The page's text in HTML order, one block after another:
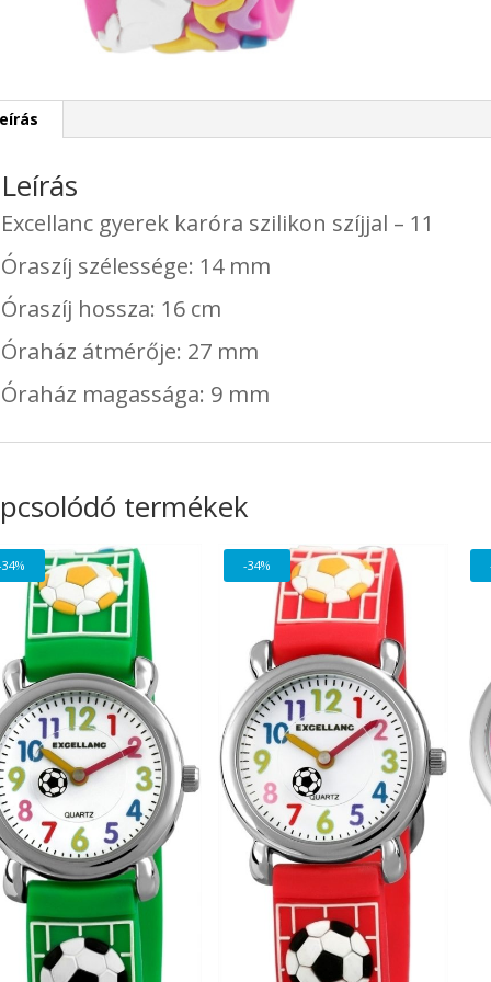
Leírás
Excellanc gyerek karóra szilikon szíjjal – 11
Óraszíj szélessége: 14 mm
Óraszíj hossza: 16 cm
Óraház átmérője: 27 mm
Óraház magassága: 9 mm
termékek
-34%